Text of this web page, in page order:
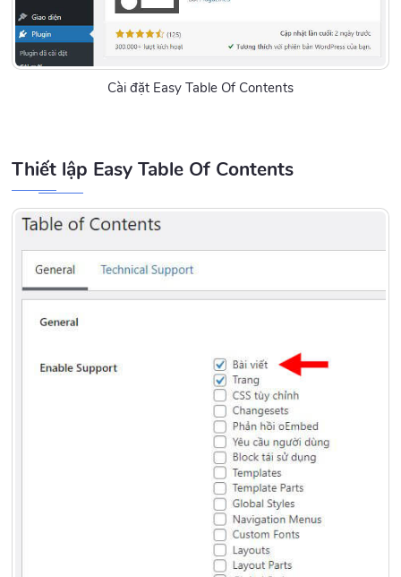
Cài đặt Easy Table Of Contents
Thiết lập Easy Table Of Contents